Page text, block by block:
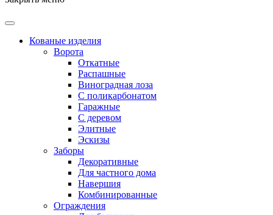
Кованые изделия
Ворота
Откатные
Распашные
Виноградная лоза
С поликарбонатом
Гаражные
С деревом
Элитные
Эскизы
Заборы
Декоративные
Для частного дома
Навершия
Комбинированные
Ограждения